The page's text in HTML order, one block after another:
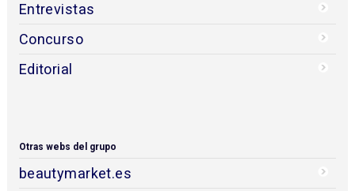
Entrevistas
Concurso
Editorial
Otras webs del grupo
beautymarket.es